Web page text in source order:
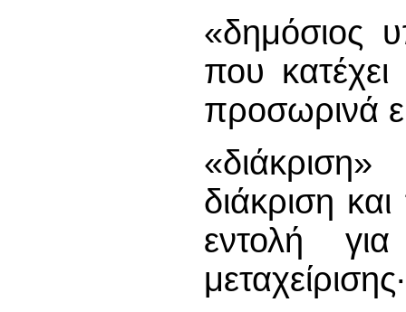
«δημόσιος
που κατέχει
προσωρινά
διάκριση
εντολή
μεταχείρισης∙